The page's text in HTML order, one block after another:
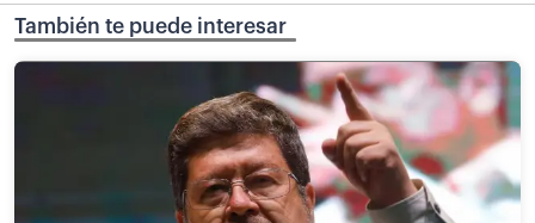
También te puede interesar